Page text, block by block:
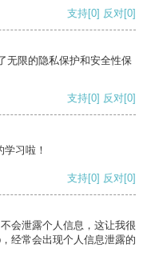
支持[0] 反对[0]
无限的隐私保护和安全性保
支持[0] 反对[0]
习啦！
支持[0] 反对[0]
会泄露个人信息，这让我很
经常会出现个人信息泄露的